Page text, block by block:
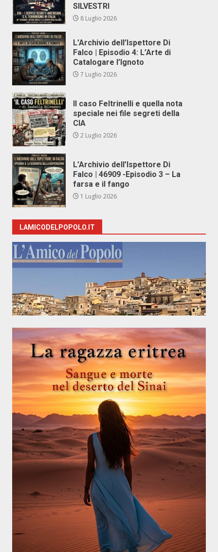
SILVESTRI
8 Luglio 2026
L’Archivio dell’Ispettore Di
Falco | Episodio 4: L’Arte di
Catalogare l’Ignoto
7 Luglio 2026
Il caso Feltrinelli e quella nota
speciale nei file segreti della
CIA
2 Luglio 2026
L’Archivio dell’Ispettore Di
Falco | 46909 -Episodio 3 – La
farsa e il fango
1 Luglio 2026
LAMICODELPOPOLO.IT